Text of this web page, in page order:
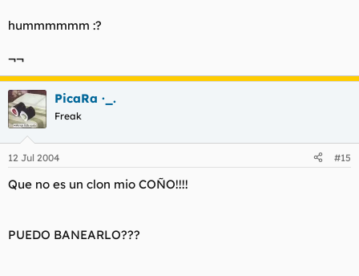
hummmmmm :?
¬¬
PicaRa ·_.
Freak
12 Jul 2004 #15
Que no es un clon mio COÑO!!!!
PUEDO BANEARLO???